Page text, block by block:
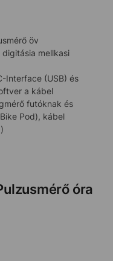
öv
mellkasi
Interface (USB) és
a kábel
futóknak és
Pod), kábel
óra